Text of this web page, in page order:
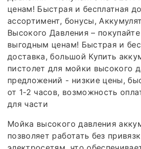
ценам! Быстрая и бесплатная
ассортимент, бонусы,
Высокого Давления –
выгодным ценам! Быстрая и
доставка, большой Купить
пистолет для мойки высокого
предложений - низкие цены,
от 1-2 часов, возможность
для части
Мойка высокого давления
позволяет работать без